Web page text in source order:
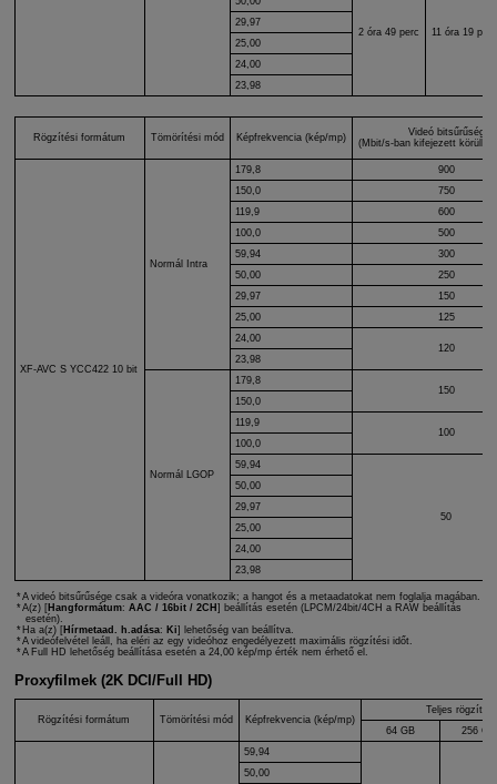
2 óra 49 perc 11 óra 19 perc
29,97
25,00
24,00
23,98
Rögzítési formátum Tömörítési mód Képfrekvencia (kép/mp)
Videó bitsűrűség
(Mbit/s-ban kifejezett
XF-AVC S YCC422 10 bit
Normál Intra
179,8
900
150,0
750
119,9
600
100,0
500
59,94
300
50,00
250
29,97
150
25,00
125
24,00
120
23,98
Normál LGOP
179,8
150
150,0
119,9
100
100,0
59,94
50
50,00
29,97
25,00
24,00
23,98
A videó bitsűrűsége csak a videóra vonatkozik; a hangot és a metaadatokat nem foglalja magában.
A(z) [ Hangformátum:AAC / 16bit / 2CH] beállítás esetén (LPCM/24bit/4CH a RAW beállítás
esetén).
Ha a(z) [ Hírmetaad. h.adása: Ki] lehetőség van beállítva.
A videófelvétel leáll, ha eléri az egy videóhoz engedélyezett maximális rögzítési időt.
A Full HD lehetőség beállítása esetén a 24,00 kép/mp érték nem érhető el.
Proxyfilmek (2K DCI/Full HD)
Rögzítési formátum Tömörítési mód Képfrekvencia (kép/mp)
Teljes
64 GB
256 GB
59,94
50,00